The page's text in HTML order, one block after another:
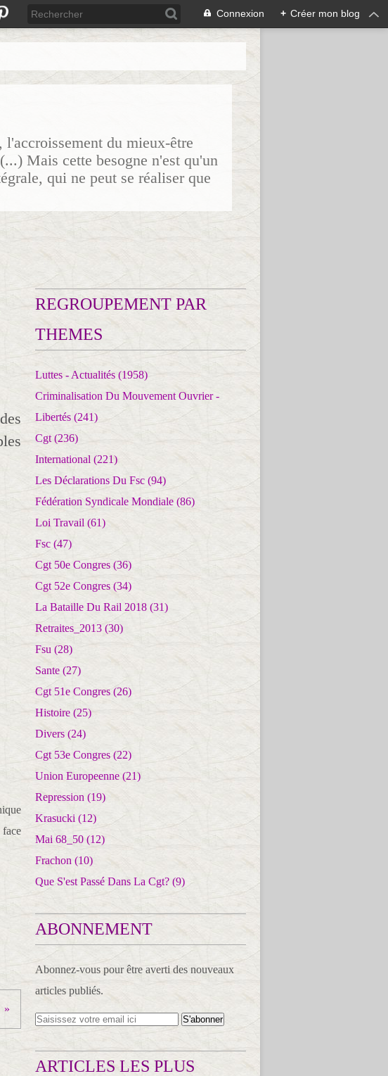
Connexion + Créer mon blog
du mieux-être
Mais cette besogne n'est qu'un
qui ne peut se réaliser que
REGROUPEMENT PAR
THEMES
Luttes - Actualités (1958)
Criminalisation Du Mouvement Ouvrier -
Libertés (241)
Cgt (236)
International (221)
Les Déclarations Du Fsc (94)
Fédération Syndicale Mondiale (86)
Loi Travail (61)
Fsc (47)
Cgt 50e Congres (36)
Cgt 52e Congres (34)
La Bataille Du Rail 2018 (31)
Retraites_2013 (30)
Fsu (28)
Sante (27)
Cgt 51e Congres (26)
Histoire (25)
Divers (24)
Cgt 53e Congres (22)
Union Europeenne (21)
Repression (19)
Krasucki (12)
Mai 68_50 (12)
Frachon (10)
Que S'est Passé Dans La Cgt? (9)
ABONNEMENT
Abonnez-vous pour être averti des nouveaux
articles publiés.
ARTICLES LES PLUS